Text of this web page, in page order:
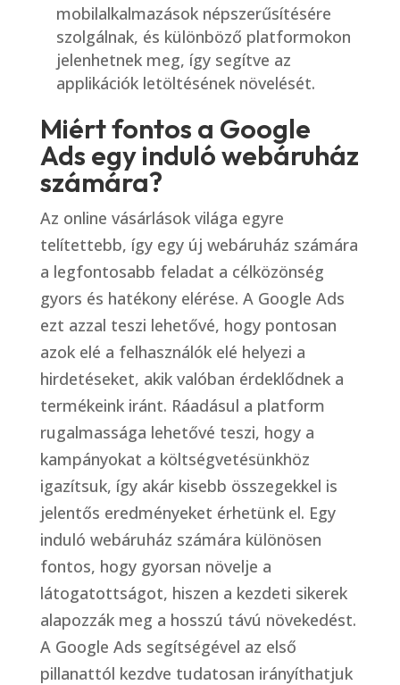
mobilalkalmazások népszerűsítésére
szolgálnak, és különböző platformokon
jelenhetnek meg, így segítve az
applikációk letöltésének növelését.
Miért fontos a Google
Ads egy induló webáruház
számára?
Az online vásárlások világa egyre
telítettebb, így egy új webáruház számára
a legfontosabb feladat a célközönség
gyors és hatékony elérése. A Google Ads
ezt azzal teszi lehetővé, hogy pontosan
azok elé a felhasználók elé helyezi a
hirdetéseket, akik valóban érdeklődnek a
termékeink iránt. Ráadásul a platform
rugalmassága lehetővé teszi, hogy a
kampányokat a költségvetésünkhöz
igazítsuk, így akár kisebb összegekkel is
jelentős eredményeket érhetünk el. Egy
induló webáruház számára különösen
fontos, hogy gyorsan növelje a
látogatottságot, hiszen a kezdeti sikerek
alapozzák meg a hosszú távú növekedést.
A Google Ads segítségével az első
pillanattól kezdve tudatosan irányíthatjuk